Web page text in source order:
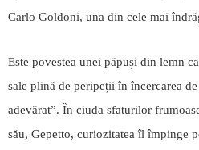
Carlo Goldoni, una din cele mai
Este povestea unei păpuși din lemn
sale plină de peripeții în încercarea
adevărat”. În ciuda sfaturilor
său, Gepetto, curiozitatea îl împinge